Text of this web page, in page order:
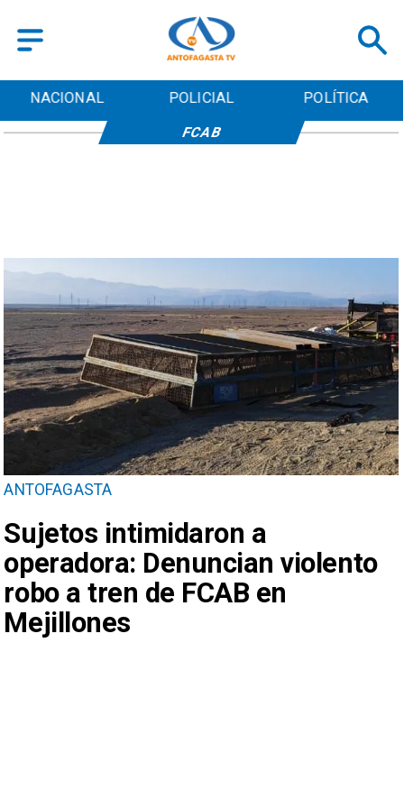
NACIONAL POLICIAL POLÍTICA
ANTOFAGASTA
Sujetos intimidaron a
operadora: Denuncian violento
robo a tren de FCAB en
Mejillones
FCAB